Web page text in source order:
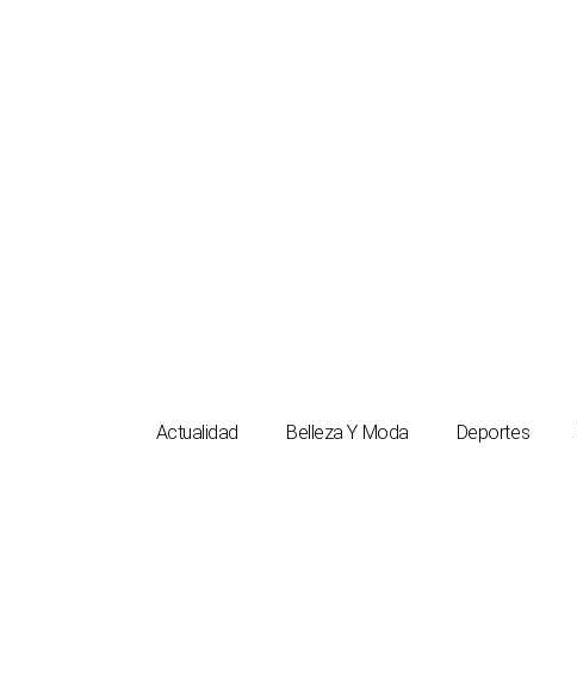
Actualidad Belleza Y Moda Deportes